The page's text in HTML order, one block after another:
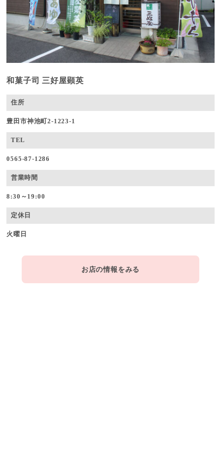
和菓子司 三好屋顕英
住所
豊田市神池町2-1223-1
TEL
0565-87-1286
営業時間
8:30～19:00
定休日
火曜日
お店の情報をみる